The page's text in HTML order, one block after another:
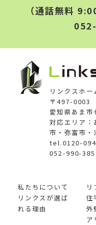
（通話無料
リンクスホー
〒497-0003
愛知県あま
対応エリア：
市・弥富市・
tel.0120-
052-990-
私たちについて
リンクスが選ば
れる理由
住
外
ア